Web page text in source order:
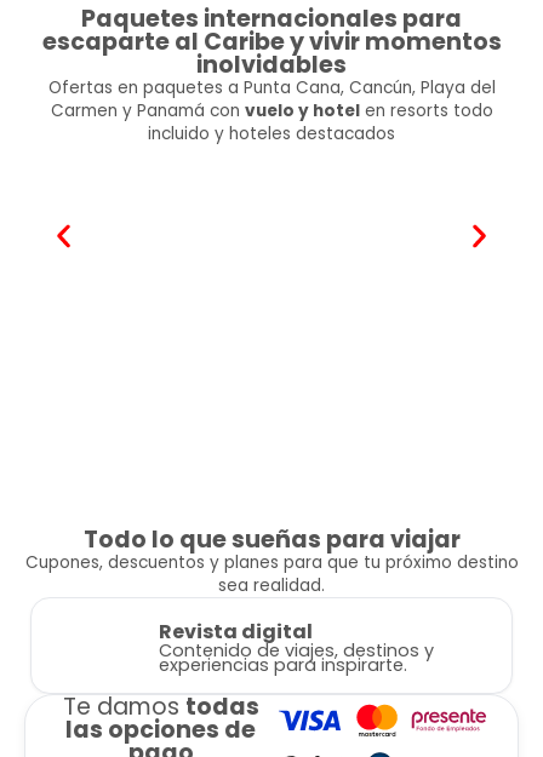
Paquetes internacionales para
escaparte al Caribe y vivir momentos
inolvidables
Ofertas en paquetes a Punta Cana, Cancún, Playa del
Carmen y Panamá con vuelo y hotelen resorts todo
incluido y hoteles destacados
Todo lo que sueñas para viajar
Cupones, descuentos y planes para que tu próximo destino
sea realidad.
Revista digital
Contenido de viajes, destinos y
experiencias para inspirarte.
Te damostodas
las opciones de